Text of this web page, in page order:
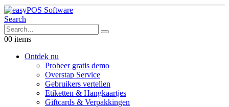
Search
00 items
Ontdek nu
Probeer gratis demo
Overstap Service
Gebruikers vertellen
Etiketten & Hangkaartjes
Giftcards & Verpakkingen